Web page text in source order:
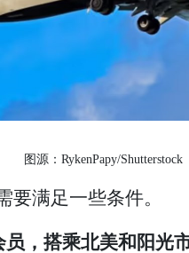
图源：RykenPapy/Shutterstock
满足一些条件。
，搭乘北美和阳光